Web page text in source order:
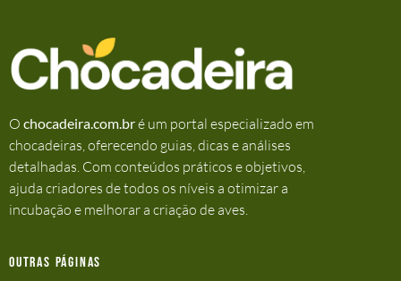
O chocadeira.com.bré um portal especializado em
chocadeiras, oferecendo guias, dicas e análises
detalhadas. Com conteúdos práticos e objetivos,
ajuda criadores de todos os níveis a otimizar a
incubação e melhorar a criação de aves.
Outras Páginas